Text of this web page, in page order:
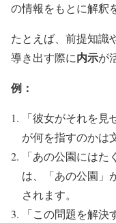
の情報をもとに解釈
たとえば、前提知識
導き出す際に内示が
例：
「彼女がそれを見
が何を指すのかは
「あの公園には
は、「あの公園」
されます。
「この問題を解